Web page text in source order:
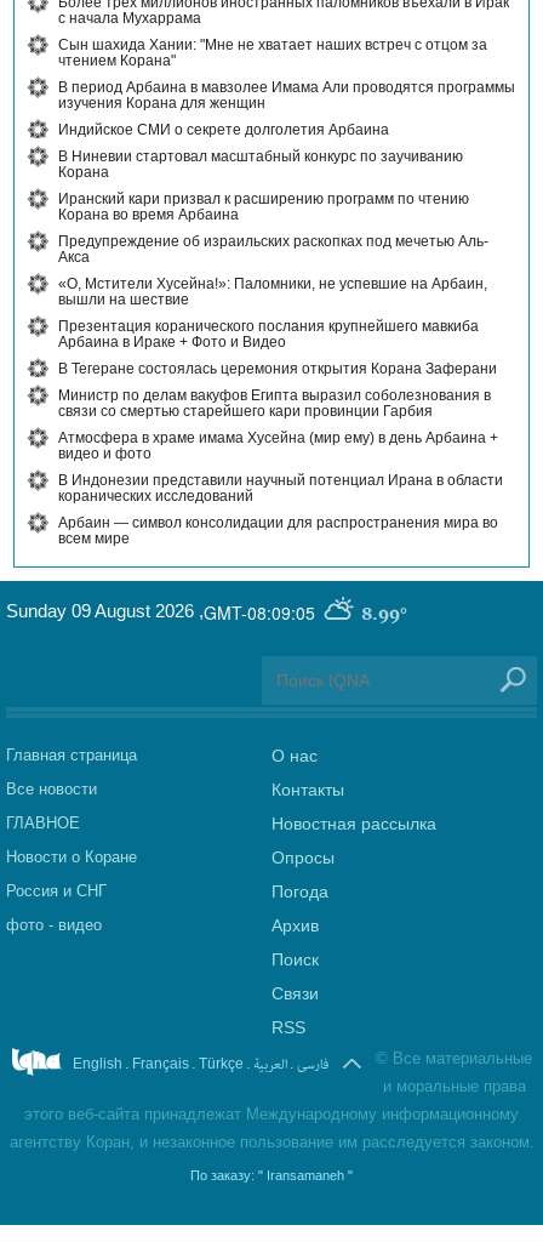
с начала Мухаррама
Сын шахида Хании: "Мне не хватает наших встреч с отцом за
чтением Корана"
В период Арбаина в мавзолее Имама Али проводятся программы
изучения Корана для женщин
Индийское СМИ о секрете долголетия Арбаина
В Ниневии стартовал масштабный конкурс по заучиванию
Корана
Иранский кари призвал к расширению программ по чтению
Корана во время Арбаина
Предупреждение об израильских раскопках под мечетью Аль-
Акса
«О, Мстители Хусейна!»: Паломники, не успевшие на Арбаин,
вышли на шествие
Презентация коранического послания крупнейшего мавкиба
Арбаина в Ираке + Фото и Видео
В Тегеране состоялась церемония открытия Корана Заферани
Министр по делам вакуфов Египта выразил соболезнования в
связи со смертью старейшего кари провинции Гарбия
Атмосфера в храме имама Хусейна (мир ему) в день Арбаина +
видео и фото
В Индонезии представили научный потенциал Ирана в области
коранических исследований
Арбаин — символ консолидации для распространения мира во
всем мире
GMT-08:09:05 8.99°
Sunday 09 August 2026 ,
Главная страница
Все новости
ГЛАВНОЕ
Новости о Коране
Россия и СНГ
фото - видео
О нас
Контакты
Новостная рассылка
Опросы
Погода
Архив
Поиск
Связи
RSS
English . Français . Türkçe . العربیة . فارسی © Все материальные
и моральные права
этого веб-сайта принадлежат Международному информационному
агентству Коран, и незаконное пользование им расследуется законом.
По заказу: " Iransamaneh "